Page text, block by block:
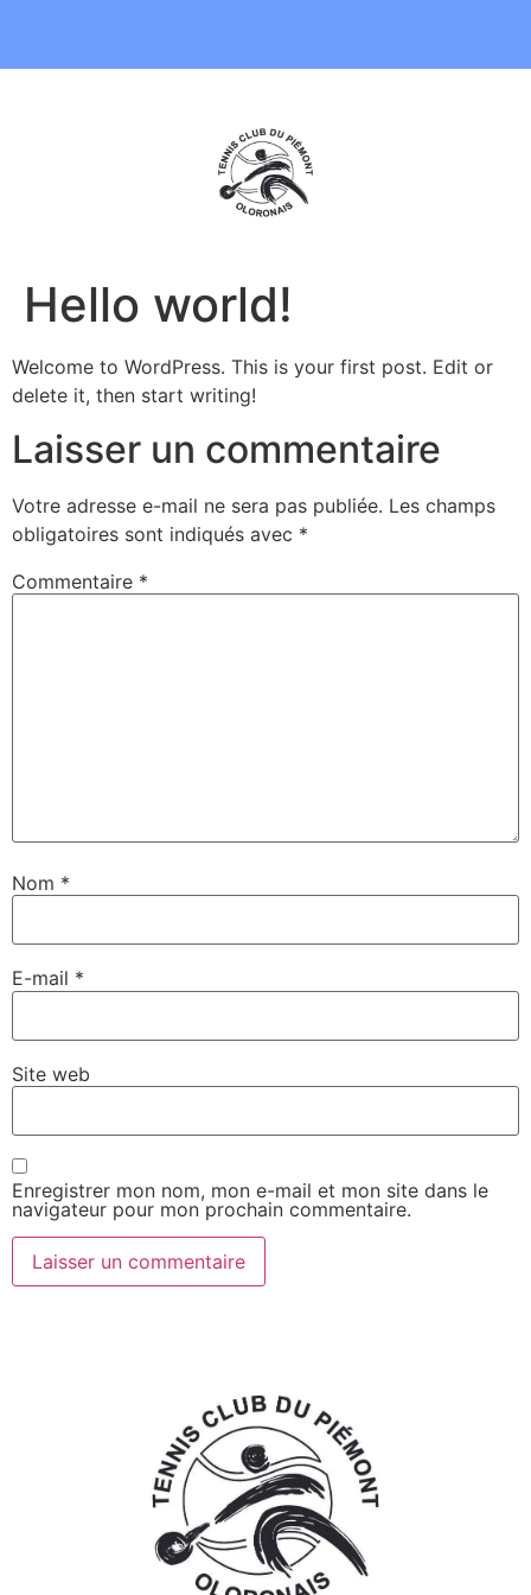
Hello world!
Welcome to WordPress. This is your first post. Edit or
delete it, then start writing!
Laisser un commentaire
Votre adresse e-mail ne sera pas publiée. Les champs
obligatoires sont indiqués avec *
Commentaire *
Nom *
E-mail *
Site web
Enregistrer mon nom, mon e-mail et mon site dans le
navigateur pour mon prochain commentaire.